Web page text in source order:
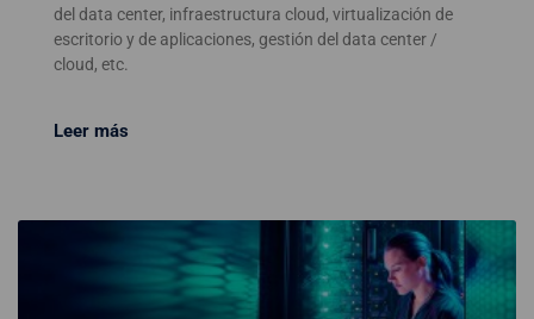
del data center, infraestructura cloud, virtualización de
escritorio y de aplicaciones, gestión del data center /
cloud, etc.
Leer más